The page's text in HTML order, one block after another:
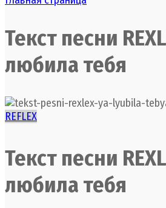
Текст песни
любила тебя
REFLEX
Текст песни
любила тебя